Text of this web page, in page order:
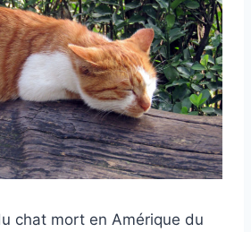
chat mort en Amérique du